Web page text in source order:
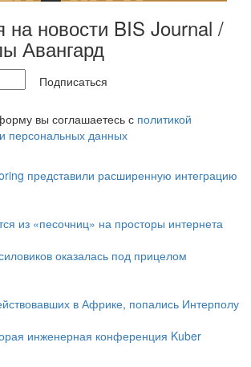
на новости BIS Journal /
Авангард
Подписаться
вы соглашаетесь с политикой
персональных данных
представили расширенную интеграцию
из «песочниц» на просторы интернета
оказалась под прицелом
в Африке, попались Интерполу
инженерная конференция Kuber